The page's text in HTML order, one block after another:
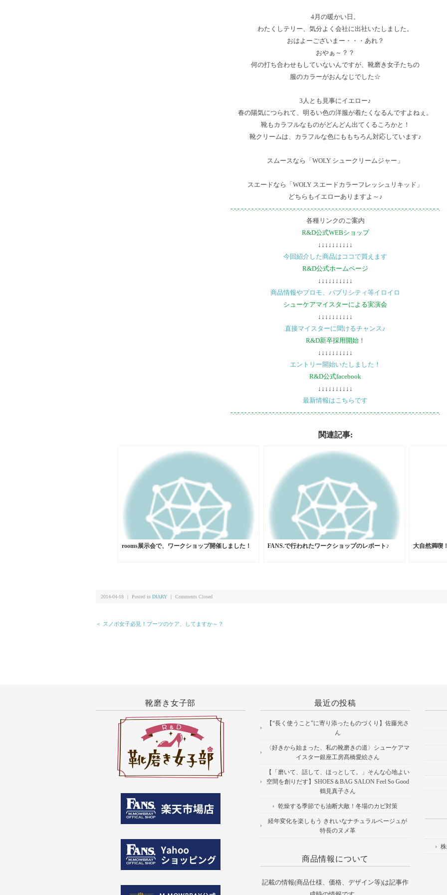
4月の暖かい日。
わたくしテリー、気分よく会社に出社いたしました。
おはよーございまー・・・あれ？
おやぁ～？？
何の打ち合わせもしていないんですが、靴磨き女子たちの
服のカラーがおんなじでした☆
3人とも見事にイエロー♪
春の陽気につられて、明るい色の洋服が着たくなるんですよねぇ。
靴もカラフルなものがどんどん出てくるころかと！
靴クリームは、カラフルな色にももちろん対応しています♪
スムースなら「WOLY シュークリームジャー」
スエードなら「WOLY スエードカラーフレッシュリキッド」
どちらもイエローありますよ～♪
-.-.-.-.-.-.-.-.-.-.-.-.-.-.-.-.-.-.-.-.-.-.-.-.-.-.-.-.-.-.-.-.-.-.-.-.-.-.-.-.-.-.-.-.-.-.-.-.-.-.-.-.-.-.-.-.-.-.-.-.
各種リンクのご案内
R&D公式WEBショップ
↓↓↓↓↓↓↓↓↓↓
今回紹介した商品はココで買えます
R&D公式ホームページ
↓↓↓↓↓↓↓↓↓↓
商品情報やプロモ、パブリシティ等イロイロ
シューケアマイスターによる実演会
↓↓↓↓↓↓↓↓↓↓
直接マイスターに聞けるチャンス♪
R&D新卒採用開始！
↓↓↓↓↓↓↓↓↓↓
エントリー開始いたしました！
R&D公式facebook
↓↓↓↓↓↓↓↓↓↓
最新情報はこちらです
-.-.-.-.-.-.-.-.-.-.-.-.-.-.-.-.-.-.-.-.-.-.-.-.-.-.-.-.-.-.-.-.-.-.-.-.-.-.-.-.-.-.-.-.-.-.-.-.-.-.-.-.-.-.-.-.-.-.-.-.
関連記事:
rooms展示会で、ワークショップ開催しました！ FANS.で行われたワークショップのレポート♪ 大自然満喫！
2014-04-18 ｜ Posted in DIARY Comments Closed
＜ スノボ女子必見！ブーツのケア、してますか～？
靴磨き女子部 最近の投稿
【“長く使うこと”に寄り添ったものづくり】佐藤光さ
ん
〈好きから始まった、私の靴磨きの道〉シューケアマ
イスター銀座工房髙橋愛絵さん
【「磨いて、話して、ほっとして。」そんな心地よい
空間を創りだす】SHOES＆BAG SALON Feel So Good
鶴見真子さん
乾燥する季節でも油断大敵！冬場のカビ対策
経年変化を楽しもう きれいなナチュラルベージュが
特長のヌメ革
商品情報について
記載の情報(商品仕様、価格、デザイン等)は記事作